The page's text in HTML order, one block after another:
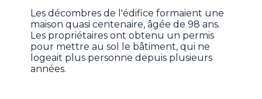
Les décombres de l'édifice formaient une
maison quasi centenaire, âgée de 98 ans.
Les propriétaires ont obtenu un permis
pour mettre au sol le bâtiment, qui ne
logeait plus personne depuis plusieurs
années.